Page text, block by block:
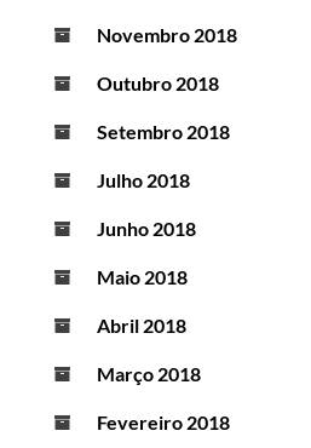
Novembro 2018
Outubro 2018
Setembro 2018
Julho 2018
Junho 2018
Maio 2018
Abril 2018
Março 2018
Fevereiro 2018